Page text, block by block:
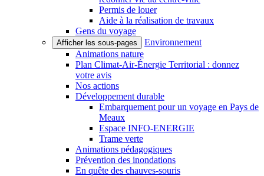
Permis de louer
Aide à la réalisation de travaux
Gens du voyage
Afficher les sous-pages
Environnement
Animations nature
Plan Climat-Air-Énergie Territorial : donnez
votre avis
Nos actions
Développement durable
Embarquement pour un voyage en Pays de
Meaux
Espace INFO-ENERGIE
Trame verte
Animations pédagogiques
Prévention des inondations
En quête des chauves-souris